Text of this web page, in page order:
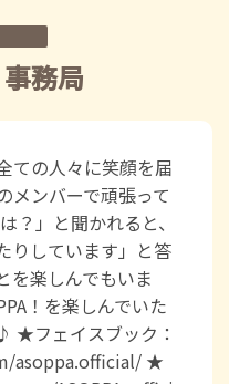
務局
ての人々に笑顔を届
メンバーで頑張って
？」と聞かれると、
りしています」と答
を楽しんでもいま
！を楽しんでいた
★フェイスブック：
asoppa.official/ ★